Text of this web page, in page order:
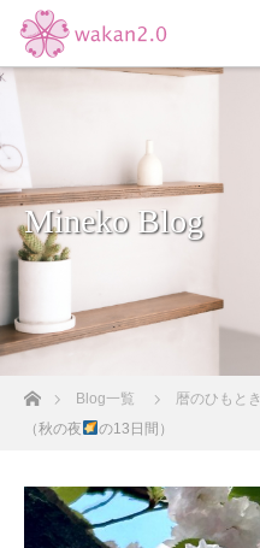
Mineko Blog
ホームBlog一覧 暦のひもとき
（秋の夜
の13日間）